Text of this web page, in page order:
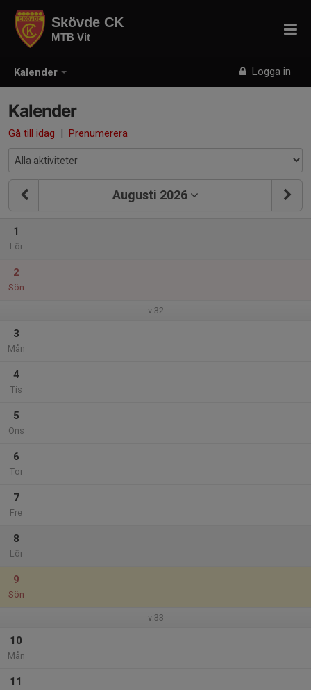
Kalender Logga in
Skövde CK
MTB Vit
Kalender
Gå till idag | Prenumerera
Augusti 2026
1
Lör
2
Sön
v.32
3
Mån
4
Tis
5
Ons
6
Tor
7
Fre
8
Lör
9
Sön
v.33
10
Mån
11